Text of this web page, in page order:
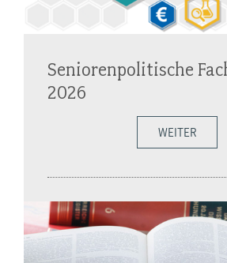
Seniorenpolitische
2026
WEITER